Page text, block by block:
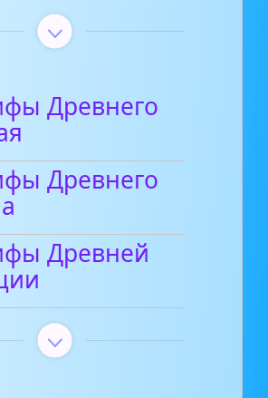
Древнего
Древнего
Древней